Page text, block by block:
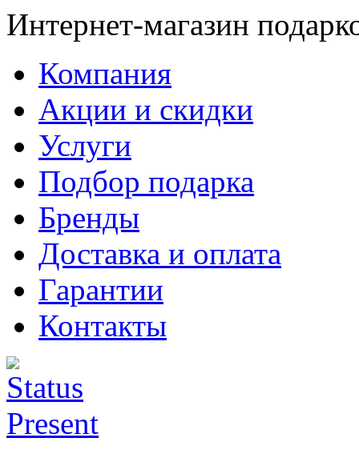
Интернет-магазин
Компания
Акции и скидки
Услуги
Подбор подарка
Бренды
Доставка и оплата
Гарантии
Контакты